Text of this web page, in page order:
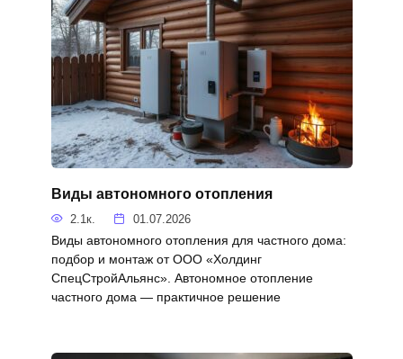
Виды автономного отопления
2.1к. 01.07.2026
Виды автономного отопления для частного дома:
подбор и монтаж от ООО «Холдинг
СпецСтройАльянс». Автономное отопление
частного дома — практичное решение